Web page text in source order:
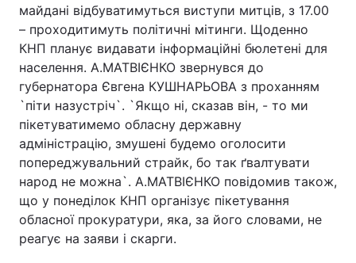
майдані відбуватимуться виступи митців, з 17.00
– проходитимуть політичні мітинги. Щоденно
КНП планує видавати інформаційні бюлетені для
населення. А.МАТВІЄНКО звернувся до
губернатора Євгена КУШНАРЬОВА з проханням
`піти назустріч`. `Якщо ні, сказав він, - то ми
пікетуватимемо обласну державну
адміністрацію, змушені будемо оголосити
попереджувальний страйк, бо так ґвалтувати
народ не можна`. А.МАТВІЄНКО повідомив також,
що у понеділок КНП організує пікетування
обласної прокуратури, яка, за його словами, не
реагує на заяви і скарги.